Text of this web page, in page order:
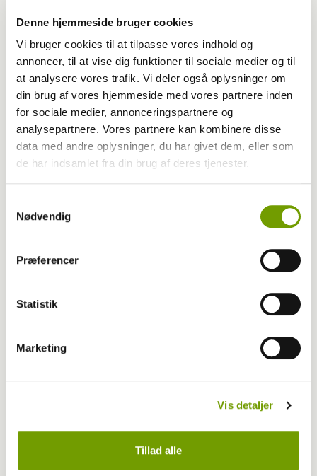
Denne hjemmeside bruger cookies
Vi bruger cookies til at tilpasse vores indhold og
annoncer, til at vise dig funktioner til sociale medier og til
at analysere vores trafik. Vi deler også oplysninger om
din brug af vores hjemmeside med vores partnere inden
for sociale medier, annonceringspartnere og
analysepartnere. Vores partnere kan kombinere disse
data med andre oplysninger, du har givet dem, eller som
de har indsamlet fra din brug af deres tjenester.
Nødvendig
Præferencer
Statistik
Marketing
Vis detaljer
Tillad alle
Britisk racedebat handler ikke om nyt
forbud
Hvorfor graver hunden i kurven?